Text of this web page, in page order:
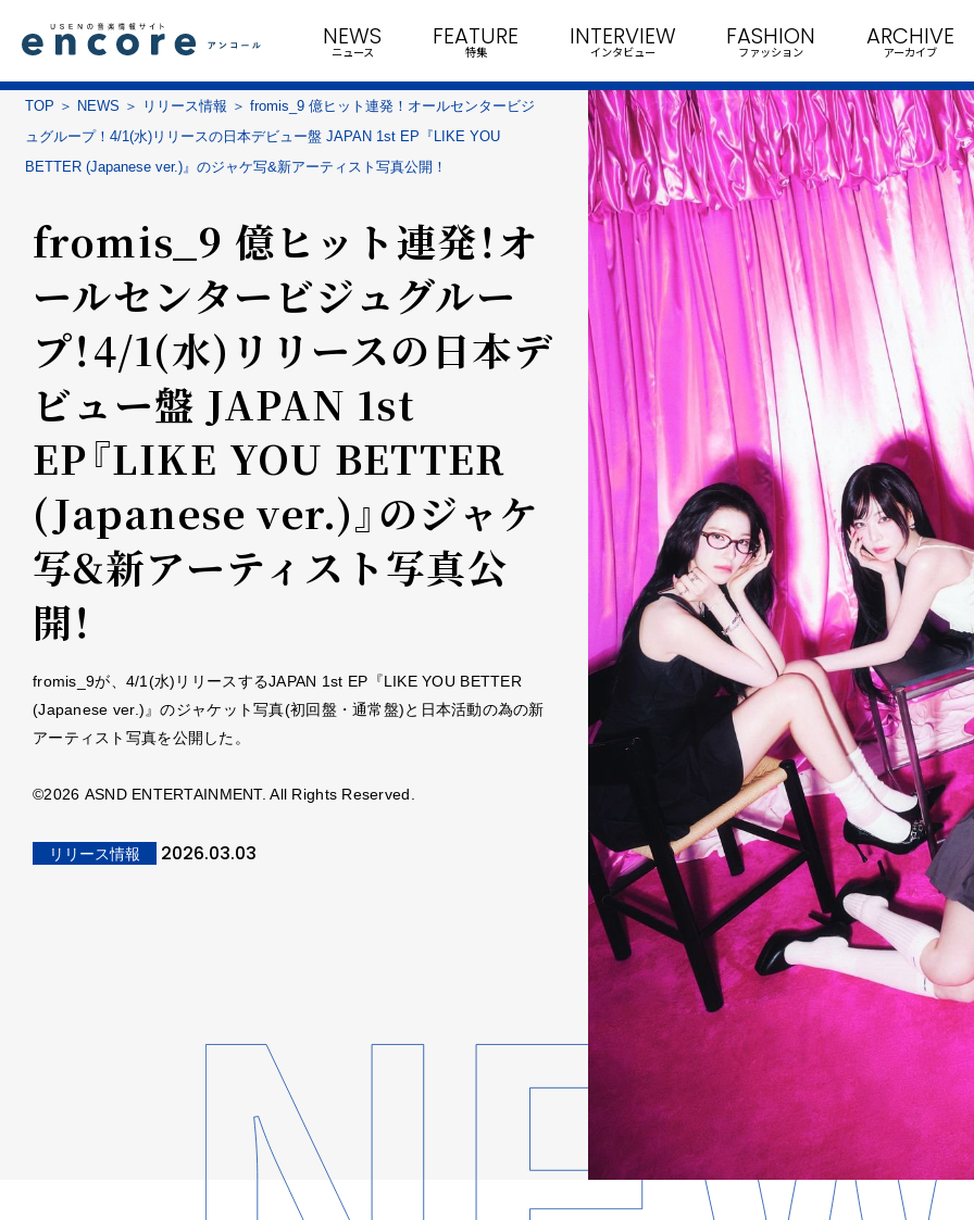
NEWS
ニュース
FEATURE
特集
INTERVIEW
インタビュー
FASHION
ファッション
ARCHIVE
アーカイブ
TOP NEWS リリース情報
fromis_9 億ヒット連発！オールセンタービジ
ュグループ！4/1(水)リリースの日本デビュー盤 JAPAN 1st EP『LIKE YOU
BETTER (Japanese ver.)』のジャケ写&新アーティスト写真公開！
fromis_9 億ヒット連発！オ
ールセンタービジュグルー
プ！4/1(水)リリースの日本デ
ビュー盤 JAPAN 1st
EP『LIKE YOU BETTER
(Japanese ver.)』のジャケ
写&新アーティスト写真公
開！
fromis_9が、4/1(水)リリースするJAPAN 1st EP『LIKE YOU BETTER
(Japanese ver.)』のジャケット写真(初回盤・通常盤)と日本活動の為の新
アーティスト写真を公開した。
©2026 ASND ENTERTAINMENT. All Rights Reserved.
リリース情報 2026.03.03